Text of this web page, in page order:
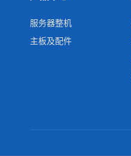
服务器整机
主板及配件